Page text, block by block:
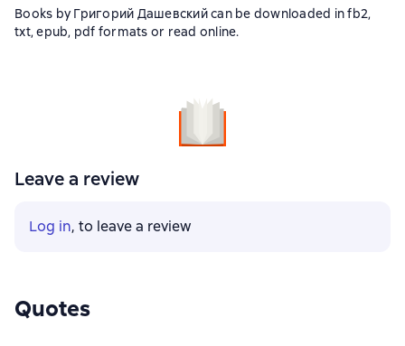
Books by Григорий Дашевский can be downloaded in fb2,
txt, epub, pdf formats or read online.
Leave a review
Log in, to leave a review
Quotes